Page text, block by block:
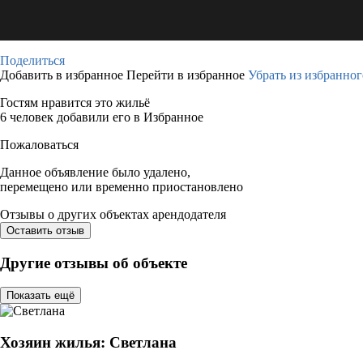
Поделиться
Добавить в избранное Перейти в избранное Убрать из
Гостям нравится это жильё
6 человек добавили его в Избранное
Пожаловаться
Данное объявление было удалено,
перемещено или временно приостановлено
Отзывы о других объектах арендодателя
Оставить отзыв
Другие отзывы об объекте
Показать ещё
Хозяин жилья: Светлана